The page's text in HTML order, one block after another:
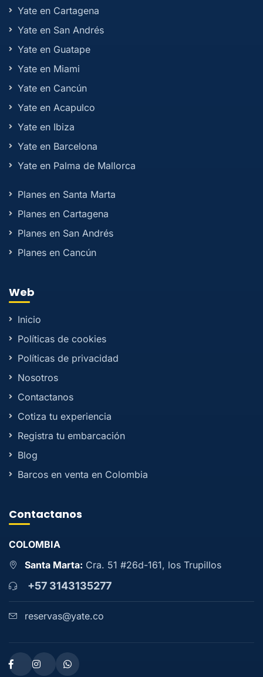
Yate en Cartagena
Yate en San Andrés
Yate en Guatape
Yate en Miami
Yate en Cancún
Yate en Acapulco
Yate en Ibiza
Yate en Barcelona
Yate en Palma de Mallorca
Planes en Santa Marta
Planes en Cartagena
Planes en San Andrés
Planes en Cancún
Web
Inicio
Políticas de cookies
Políticas de privacidad
Nosotros
Contactanos
Cotiza tu experiencia
Registra tu embarcación
Blog
Barcos en venta en Colombia
Contactanos
COLOMBIA
Santa Marta: Cra. 51 #26d-161, los Trupillos
+57 3143135277
reservas@yate.co